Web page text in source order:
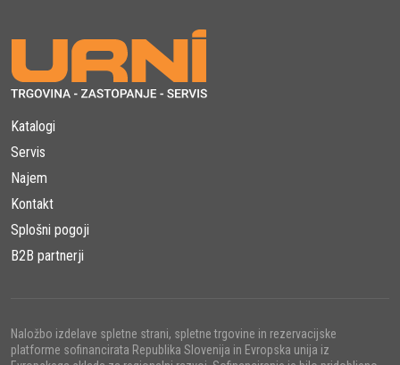
omogočajo izbiro širine rezkanja, s čimer so prilagodljivi
Napredna tehnologija rezkanja
BOMAG freze so opremljene z najnovejšimi
projektov in zmanjša stroške vzdrževanja.
rezkalnega območja, kar poveča hitrost dela in
preprečuje zamašitve. BOMAG-ove freze so zasnovane
Katalogi
Servis
Najem
Kontakt
Splošni pogoji
B2B partnerji
Naložbo izdelave spletne strani, spletne trgovine in rezervacijske
platforme sofinancirata Republika Slovenija in Evropska unija iz